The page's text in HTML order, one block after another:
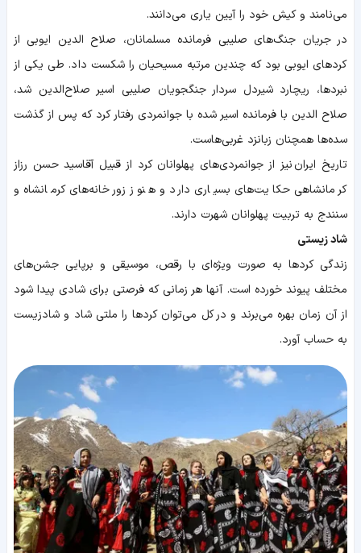
می‌نامند و کیش خود را آیین یاری می‌دانند.
در جریان جنگ‌های صلیبی فرمانده مسلمانان، صلاح الدین ایوبی از
کردهای ایوبی بود که چندین مرتبه مسیحیان را شکست داد. طی یکی از
نبردها، ریچارد شیردل سردار جنگجویان صلیبی اسیر صلاح‌الدین شد،
صلاح الدین با فرمانده اسیر شده با جوانمردی رفتار کرد که پس از گذشت
سده‌ها همچنان زبانزد غربی‌هاست.
تاریخ ایران نیز از جوانمردی‌های پهلوانان کرد از قبیل آقاسید حسن رزاز
کرمانشاهی حکایت‌های بسیاری دارد و هنوز زورخانه‌های کرمانشاه و
سنندج به تربیت پهلوانان شهرت دارند.
شاد زیستی
زندگی کردها به صورت ویژه‌ای با رقص، موسیقی و برپایی جشن‌های
مختلف پیوند خورده است. آنها هر زمانی که فرصتی برای شادی پیدا شود
از آن زمان بهره می‌برند و در کل می‌توان کردها را ملتی شاد و شادزیست
به حساب آورد.